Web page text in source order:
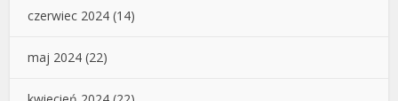
czerwiec 2024 (14)
maj 2024 (22)